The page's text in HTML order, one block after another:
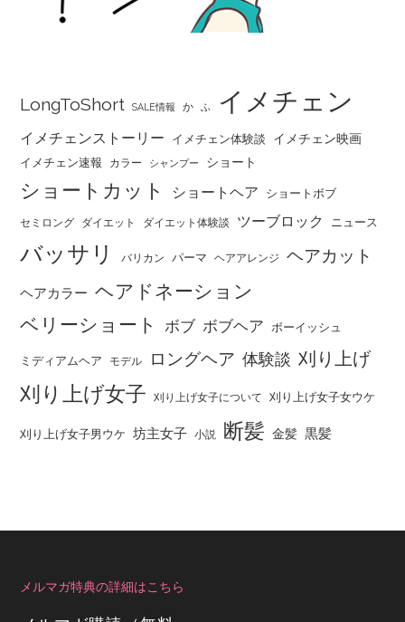
LongToShort SALE情報 か ふ イメチェン
イメチェンストーリー イメチェン体験談 イメチェン映画
イメチェン速報 カラー シャンプー ショート
ショートカット ショートヘア ショートボブ
セミロング ダイエット ダイエット体験談 ツーブロック ニュース
バッサリ バリカン パーマ ヘアアレンジ ヘアカット
ヘアカラー ヘアドネーション
ベリーショート
ボブ ボブヘア ボーイッシュ
ミディアムヘア モデル ロングヘア 体験談 刈り上げ
刈り上げ女子 刈り上げ女子について 刈り上げ女子女ウケ
刈り上げ女子男ウケ 坊主女子 小説 断髪 金髪 黒髪
メルマガ特典の詳細はこちら